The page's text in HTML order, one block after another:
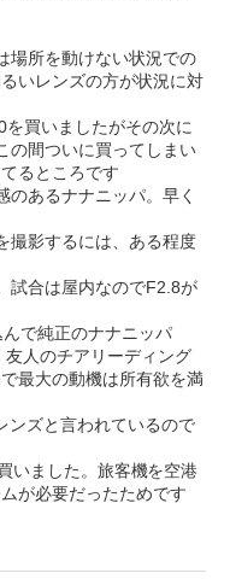
場所を動けない状況での
いレンズの方が状況に対
買いましたがその次に
の間ついに買ってしまい
るところです
あるナナニッパ。早く
撮影するには、ある程度
試合は屋内なのでF2.8が
で純正のナナニッパ
友人のチアリーディング
最大の動機は所有欲を満
ンズと言われているので
いました。旅客機を空港
が必要だったためです